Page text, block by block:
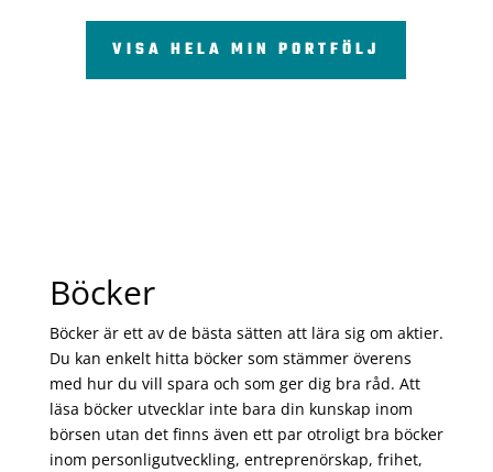
VISA HELA MIN PORTFÖLJ
Böcker
Böcker är ett av de bästa sätten att lära sig om aktier.
Du kan enkelt hitta böcker som stämmer överens
med hur du vill spara och som ger dig bra råd. Att
läsa böcker utvecklar inte bara din kunskap inom
börsen utan det finns även ett par otroligt bra böcker
inom personligutveckling, entreprenörskap, frihet,